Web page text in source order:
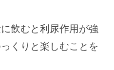
飲むと利尿作用が強
くりと楽しむことを